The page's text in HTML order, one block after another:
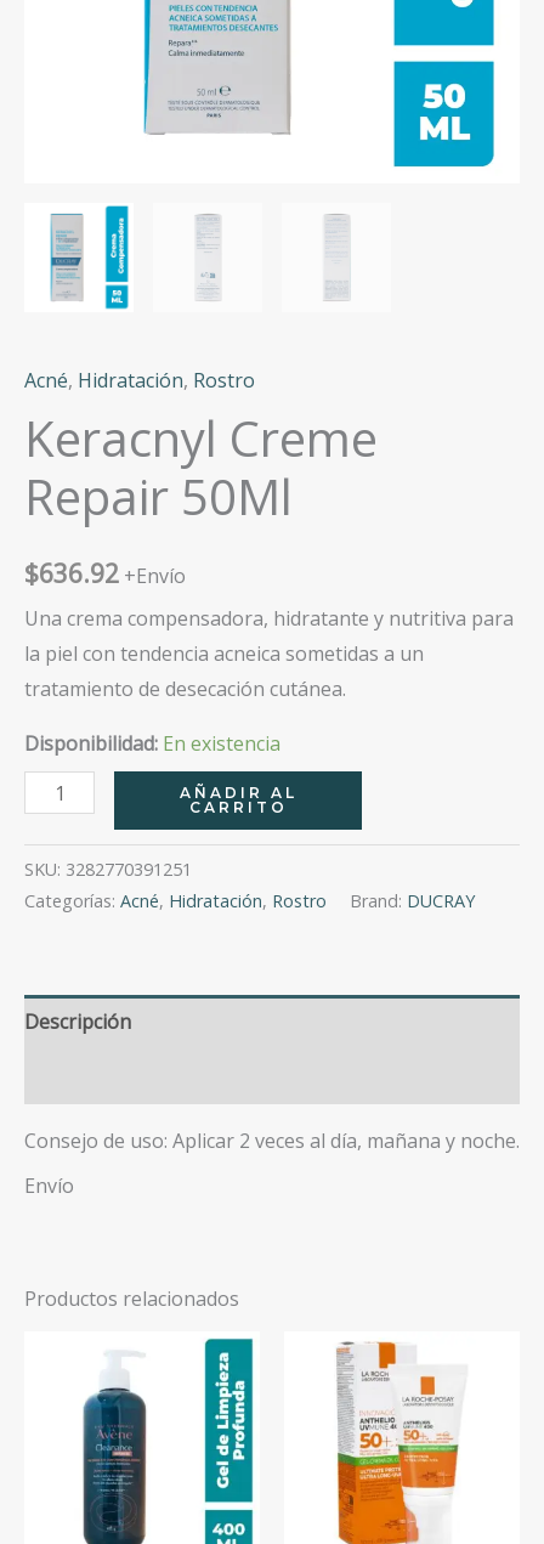
Acné, Hidratación, Rostro
Keracnyl Creme
Repair 50Ml
$636.92 +Envío
Una crema compensadora, hidratante y nutritiva para
la piel con tendencia acneica sometidas a un
tratamiento de desecación cutánea.
Disponibilidad: En existencia
Keracnyl
Creme
Repair
50Ml
AÑADIR AL
CARRITO
SKU: 3282770391251
Categorías: Acné, Hidratación, Rostro Brand: DUCRAY
Descripción
Consejo de uso: Aplicar 2 veces al día, mañana y noche.
Envío
Productos relacionados